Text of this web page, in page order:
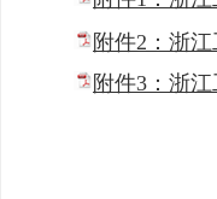
附件2：浙
附件3：浙